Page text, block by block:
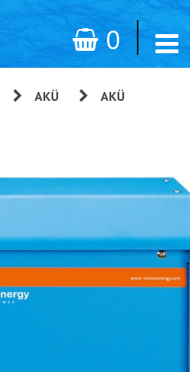
0
AKÜ
AKÜ